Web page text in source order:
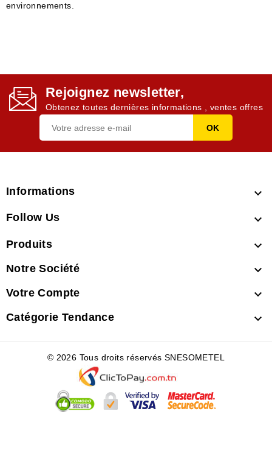
environnements.
Rejoignez newsletter,
Obtenez toutes dernières informations , ventes offres
Informations 
Follow Us 
Produits 
Notre Société 
Votre Compte 
Catégorie Tendance 
© 2026 Tous droits réservés SNESOMETEL